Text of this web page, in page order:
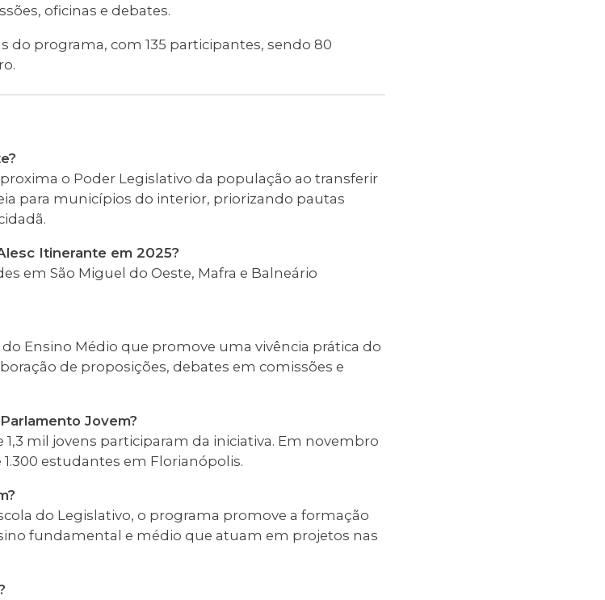
oficinas e debates.
do programa, com 135 participantes, sendo 80
o Poder Legislativo da população ao transferir
para municípios do interior, priorizando pautas
Itinerante em 2025?
em São Miguel do Oeste, Mafra e Balneário
Ensino Médio que promove uma vivência prática do
de proposições, debates em comissões e
Jovem?
mil jovens participaram da iniciativa. Em novembro
estudantes em Florianópolis.
do Legislativo, o programa promove a formação
fundamental e médio que atuam em projetos nas